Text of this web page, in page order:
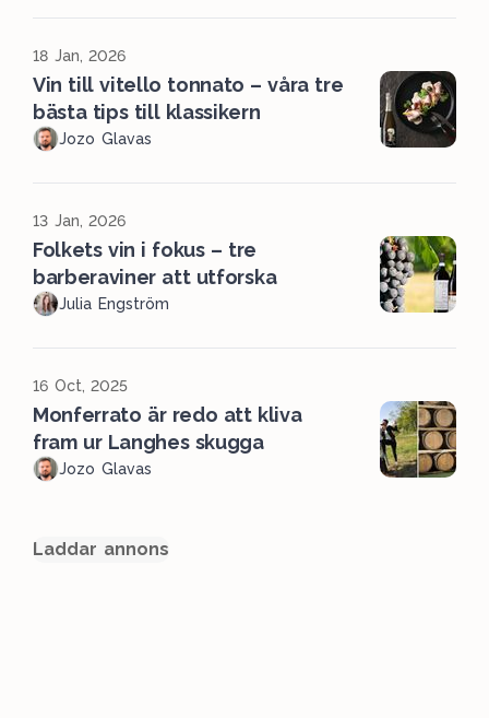
18 Jan, 2026
Vin till vitello tonnato – våra tre
bästa tips till klassikern
Jozo Glavas
13 Jan, 2026
Folkets vin i fokus – tre
barberaviner att utforska
Julia Engström
16 Oct, 2025
Monferrato är redo att kliva
fram ur Langhes skugga
Jozo Glavas
Laddar annons